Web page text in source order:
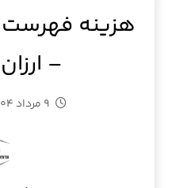
هزینه فهرست
–
۹ مرداد ۱۴۰۴